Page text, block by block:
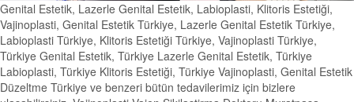
Genital Estetik, Lazerle Genital Estetik, Labioplasti, Klitoris Estetiği,
Vajinoplasti, Genital Estetik Türkiye, Lazerle Genital Estetik Türkiye,
Labioplasti Türkiye, Klitoris Estetiği Türkiye, Vajinoplasti Türkiye,
Türkiye Genital Estetik, Türkiye Lazerle Genital Estetik, Türkiye
Labioplasti, Türkiye Klitoris Estetiği, Türkiye Vajinoplasti, Genital Estetik
Düzeltme Türkiye ve benzeri bütün tedavilerimiz için bizlere